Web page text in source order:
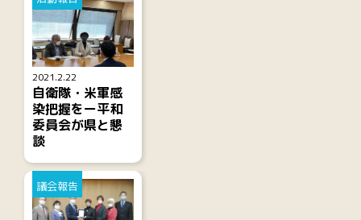
2021.2.22
自衛隊・米軍感
染把握をー平和
委員会が県と懇
談
議会報告